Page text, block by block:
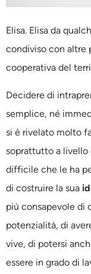
Elisa. Elisa da
condiviso con altre
cooperativa del
Decidere di
semplice, né
si è rivelato molto
soprattutto a livello
difficile che le ha
di costruire la sua
più consapevole di
potenzialità, di
vive, di potersi
essere in grado di